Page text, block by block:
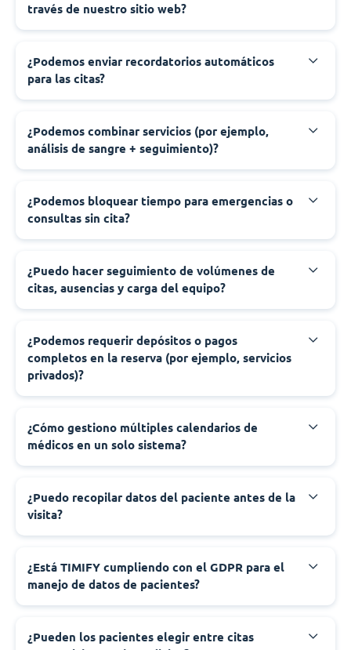
través de nuestro sitio web?
¿Podemos enviar recordatorios automáticos
para las citas?
¿Podemos combinar servicios (por ejemplo,
análisis de sangre + seguimiento)?
¿Podemos bloquear tiempo para emergencias o
consultas sin cita?
¿Puedo hacer seguimiento de volúmenes de
citas, ausencias y carga del equipo?
¿Podemos requerir depósitos o pagos
completos en la reserva (por ejemplo, servicios
privados)?
¿Cómo gestiono múltiples calendarios de
médicos en un solo sistema?
¿Puedo recopilar datos del paciente antes de la
visita?
¿Está TIMIFY cumpliendo con el GDPR para el
manejo de datos de pacientes?
¿Pueden los pacientes elegir entre citas